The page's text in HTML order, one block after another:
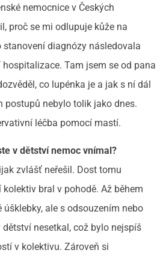
nemocnice v Českých
proč se mi odlupuje kůže na
stanovení diagnózy následovala
Tam jsem se od pana
co lupénka je a jak s ní dál
postupů nebylo tolik jako dnes.
léčba pomocí mastí.
v dětství nemoc vnímal?
zvlášť neřešil. Dost tomu
bral v pohodě. Až během
úšklebky, ale s odsouzením nebo
nesetkal, což bylo nejspíš
v kolektivu. Zároveň si